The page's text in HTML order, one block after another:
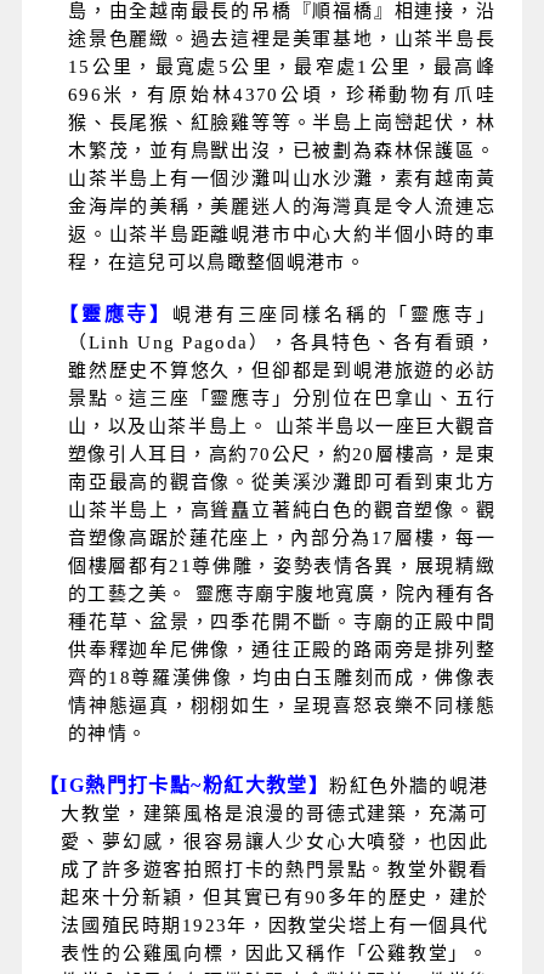
島，由全越南最長的吊橋『順福橋』相連接，沿
途景色麗緻。過去這裡是美軍基地，山茶半島長
15公里，最寬處5公里，最窄處1公里，最高峰
696米，有原始林4370公頃，珍稀動物有爪哇
猴、長尾猴、紅臉雞等等。半島上崗巒起伏，林
木繁茂，並有鳥獸出沒，已被劃為森林保護區。
山茶半島上有一個沙灘叫山水沙灘，素有越南黃
金海岸的美稱，美麗迷人的海灣真是令人流連忘
返。山茶半島距離峴港市中心大約半個小時的車
程，在這兒可以鳥瞰整個峴港市。
【靈應寺】 峴港有三座同樣名稱的「靈應寺」
（Linh Ung Pagoda），各具特色、各有看頭，
雖然歷史不算悠久，但卻都是到峴港旅遊的必訪
景點。這三座「靈應寺」分別位在巴拿山、五行
山，以及山茶半島上。 山茶半島以一座巨大觀音
塑像引人耳目，高約70公尺，約20層樓高，是東
南亞最高的觀音像。從美溪沙灘即可看到東北方
山茶半島上，高聳矗立著純白色的觀音塑像。觀
音塑像高踞於蓮花座上，內部分為17層樓，每一
個樓層都有21尊佛雕，姿勢表情各異，展現精緻
的工藝之美。 靈應寺廟宇腹地寬廣，院內種有各
種花草、盆景，四季花開不斷。寺廟的正殿中間
供奉釋迦牟尼佛像，通往正殿的路兩旁是排列整
齊的18尊羅漢佛像，均由白玉雕刻而成，佛像表
情神態逼真，栩栩如生，呈現喜怒哀樂不同樣態
的神情。
【IG熱門打卡點~粉紅大教堂】粉紅色外牆的峴港
大教堂，建築風格是浪漫的哥德式建築，充滿可
愛、夢幻感，很容易讓人少女心大噴發，也因此
成了許多遊客拍照打卡的熱門景點。教堂外觀看
起來十分新穎，但其實已有90多年的歷史，建於
法國殖民時期1923年，因教堂尖塔上有一個具代
表性的公雞風向標，因此又稱作「公雞教堂」。